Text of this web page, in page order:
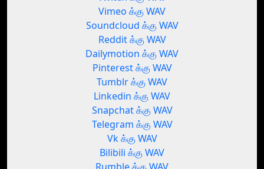
Vimeo க்கு WAV
Soundcloud க்கு WAV
Reddit க்கு WAV
Dailymotion க்கு WAV
Pinterest க்கு WAV
Tumblr க்கு WAV
Linkedin க்கு WAV
Snapchat க்கு WAV
Telegram க்கு WAV
Vk க்கு WAV
Bilibili க்கு WAV